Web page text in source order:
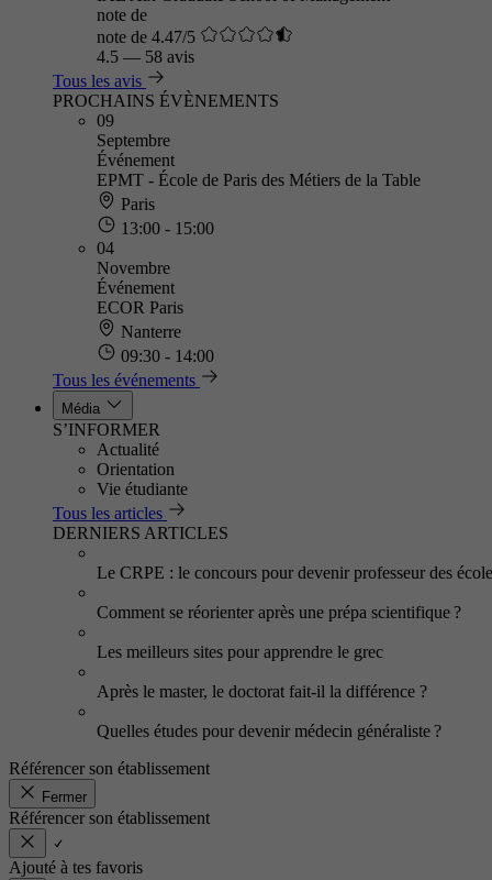
note de
note de 4.47/5
4.5 — 58 avis
Tous les avis
PROCHAINS ÉVÈNEMENTS
09
Septembre
Événement
EPMT - École de Paris des Métiers de la Table
Paris
13:00 - 15:00
04
Novembre
Événement
ECOR Paris
Nanterre
09:30 - 14:00
Tous les événements
Média
S’INFORMER
Actualité
Orientation
Vie étudiante
Tous les articles
DERNIERS ARTICLES
Le CRPE : le concours pour devenir professeur des
Comment se réorienter après une prépa scientifique ?
Les meilleurs sites pour apprendre le grec
Après le master, le doctorat fait-il la différence ?
Quelles études pour devenir médecin généraliste ?
Référencer son établissement
Fermer
Référencer son établissement
Ajouté à tes favoris